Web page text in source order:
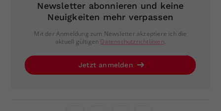
Newsletter abonnieren und keine
Neuigkeiten mehr verpassen
Mit der Anmeldung zum Newsletter akzeptiere ich die
aktuell gültigen Datenschutzrichtlinien.
Jetzt anmelden